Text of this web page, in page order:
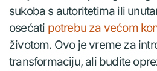
sukoba s autoritetima ili
osećati potrebu za većom
životom. Ovo je vreme za
transformaciju, ali budite